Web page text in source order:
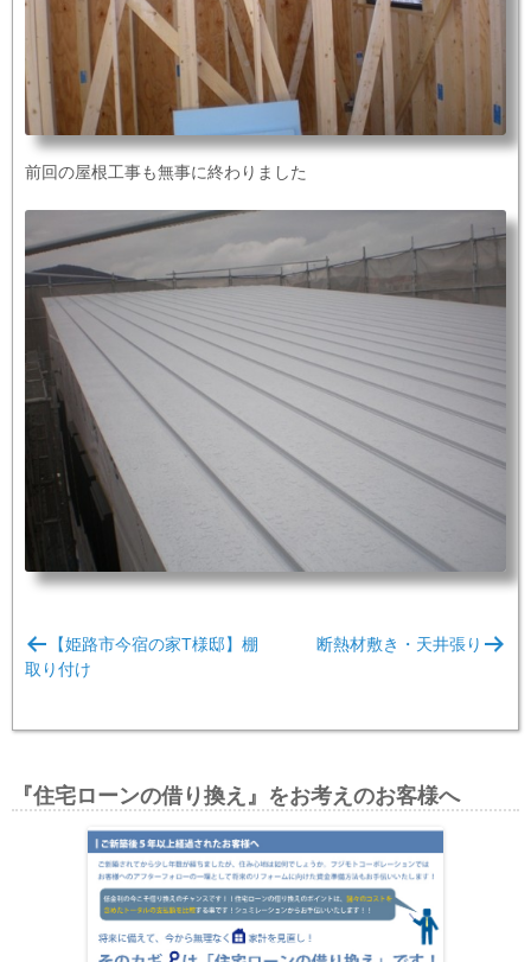
前回の屋根工事も無事に終わりました
稿
ナ
ビ
ー
【姫路市今宿の家T様邸】棚
取り付け
断熱材敷き・天井張り
『住宅ローンの借り換え』をお考えのお客様へ